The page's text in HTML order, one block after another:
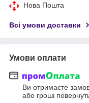
Нова Пошта
Всі умови доставки
Умови оплати
Ви отримаєте
або гроші